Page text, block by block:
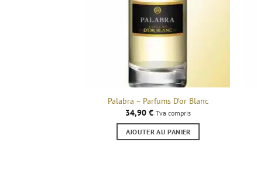
Palabra – Parfums D’or Blanc
34,90€ Tva compris
AJOUTER AU PANIER